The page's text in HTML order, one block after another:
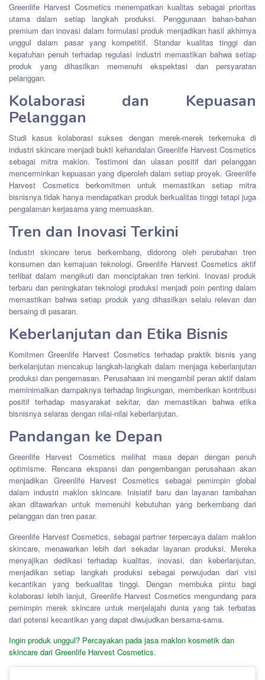
Greenlife Harvest Cosmetics menempatkan kualitas sebagai prioritas
utama dalam setiap langkah produksi. Penggunaan bahan-bahan
premium dan inovasi dalam formulasi produk menjadikan hasil akhirnya
unggul dalam pasar yang kompetitif. Standar kualitas tinggi dan
kepatuhan penuh terhadap regulasi industri memastikan bahwa setiap
produk yang dihasilkan memenuhi ekspektasi dan persyaratan
pelanggan.
Kolaborasi dan Kepuasan
Pelanggan
Studi kasus kolaborasi sukses dengan merek-merek terkemuka di
industri skincare menjadi bukti kehandalan Greenlife Harvest Cosmetics
sebagai mitra maklon. Testimoni dan ulasan positif dari pelanggan
mencerminkan kepuasan yang diperoleh dalam setiap proyek. Greenlife
Harvest Cosmetics berkomitmen untuk memastikan setiap mitra
bisnisnya tidak hanya mendapatkan produk berkualitas tinggi tetapi juga
pengalaman kerjasama yang memuaskan.
Tren dan Inovasi Terkini
Industri skincare terus berkembang, didorong oleh perubahan tren
konsumen dan kemajuan teknologi. Greenlife Harvest Cosmetics aktif
terlibat dalam mengikuti dan menciptakan tren terkini. Inovasi produk
terbaru dan peningkatan teknologi produksi menjadi poin penting dalam
memastikan bahwa setiap produk yang dihasilkan selalu relevan dan
bersaing di pasaran.
Keberlanjutan dan Etika Bisnis
Komitmen Greenlife Harvest Cosmetics terhadap praktik bisnis yang
berkelanjutan mencakup langkah-langkah dalam menjaga keberlanjutan
produksi dan pengemasan. Perusahaan ini mengambil peran aktif dalam
meminimalkan dampaknya terhadap lingkungan, memberikan kontribusi
positif terhadap masyarakat sekitar, dan memastikan bahwa etika
bisnisnya selaras dengan nilai-nilai keberlanjutan.
Pandangan ke Depan
Greenlife Harvest Cosmetics melihat masa depan dengan penuh
optimisme. Rencana ekspansi dan pengembangan perusahaan akan
menjadikan Greenlife Harvest Cosmetics sebagai pemimpin global
dalam industri maklon skincare. Inisiatif baru dan layanan tambahan
akan ditawarkan untuk memenuhi kebutuhan yang berkembang dari
pelanggan dan tren pasar.
Greenlife Harvest Cosmetics, sebagai partner terpercaya dalam maklon
skincare, menawarkan lebih dari sekadar layanan produksi. Mereka
menyajikan dedikasi terhadap kualitas, inovasi, dan keberlanjutan,
menjadikan setiap langkah produksi sebagai perwujudan dari visi
kecantikan yang berkualitas tinggi. Dengan membuka pintu bagi
kolaborasi lebih lanjut, Greenlife Harvest Cosmetics mengundang para
pemimpin merek skincare untuk menjelajahi dunia yang tak terbatas
dari potensi kecantikan yang dapat diwujudkan bersama-sama.
Ingin produk unggul? Percayakan pada jasa maklon kosmetik dan
skincare dari Greenlife Harvest Cosmetics.